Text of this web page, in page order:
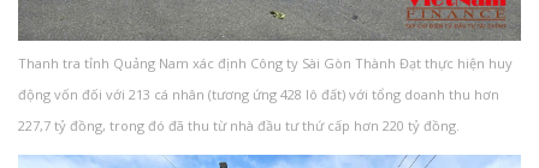
Thanh tra tỉnh Quảng Nam xác định Công ty Sài Gòn Thành Đạt thực hiện huy
động vốn đối với 213 cá nhân (tương ứng 428 lô đất) với tổng doanh thu hơn
227,7 tỷ đồng, trong đó đã thu từ nhà đầu tư thứ cấp hơn 220 tỷ đồng.